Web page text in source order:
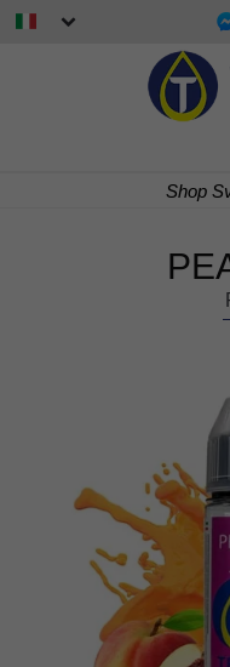
Shop Svapo N°1 in